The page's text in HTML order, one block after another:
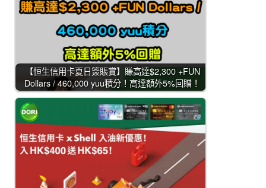
【恒生信用卡夏日簽賬賞】賺高達$2,300 +FUN
Dollars / 460,000 yuu積分！高達額外5%回贈！